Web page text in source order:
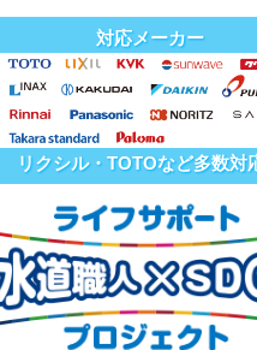
対応メーカー
リクシル・TOTOなど多数対